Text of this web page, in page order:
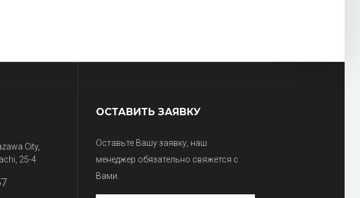
City,
25-4
ОСТАВИТЬ ЗАЯВКУ
Оставьте Вашу заявку, наш
менеджер обязательно свяжется с
Вами.